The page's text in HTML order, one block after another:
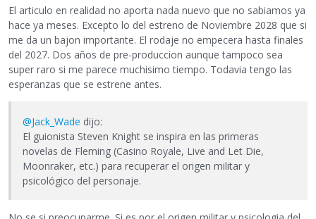
El articulo en realidad no aporta nada nuevo que no sabiamos ya
hace ya meses. Excepto lo del estreno de Noviembre 2028 que si
me da un bajon importante. El rodaje no empecera hasta finales
del 2027. Dos años de pre-produccion aunque tampoco sea
super raro si me parece muchisimo tiempo. Todavia tengo las
esperanzas que se estrene antes.
@Jack_Wade dijo:
El guionista Steven Knight se inspira en las primeras
novelas de Fleming (Casino Royale, Live and Let Die,
Moonraker, etc.) para recuperar el origen militar y
psicológico del personaje.